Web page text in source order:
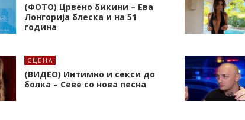
(ФОТО) Црвено бикини – Ева
Лонгорија блеска и на 51
година
СЦЕНА
(ВИДЕО) Интимно и секси до
болка – Севе со нова песна